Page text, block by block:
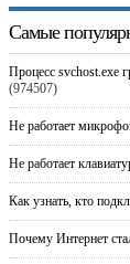
Самые
Процесс svchost.exe
(974507)
Не работает
Не работает
Как узнать, кто
Почему Интернет